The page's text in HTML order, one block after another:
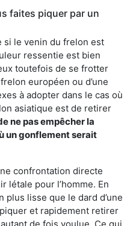
faites piquer par un
si le venin du frelon est
ressentie est bien
toutefois de se frotter
européen ou d’une
à adopter dans le cas où
asiatique est de retirer
ne pas empêcher la
un gonflement serait
confrontation directe
létale pour l’homme. En
plus lisse que le dard d’une
et rapidement retirer